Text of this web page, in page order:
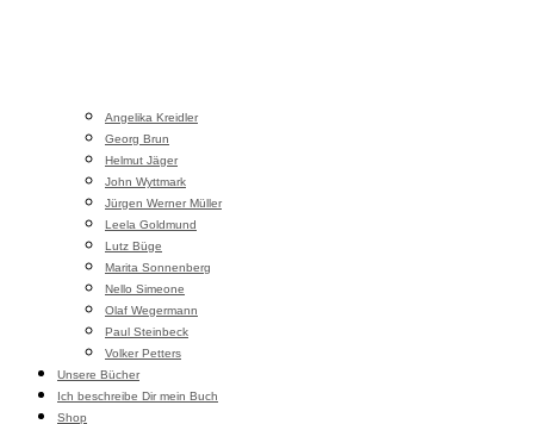
Angelika Kreidler
Georg Brun
Helmut Jäger
John Wyttmark
Jürgen Werner Müller
Leela Goldmund
Lutz Büge
Marita Sonnenberg
Nello Simeone
Olaf Wegermann
Paul Steinbeck
Volker Petters
Unsere Bücher
Ich beschreibe Dir mein Buch
Shop